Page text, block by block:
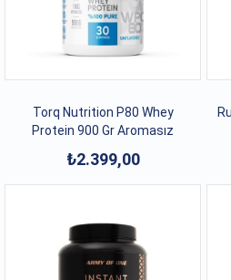
Torq Nutrition P80 Whey
Protein 900 Gr Aromasız
₺2.399,00